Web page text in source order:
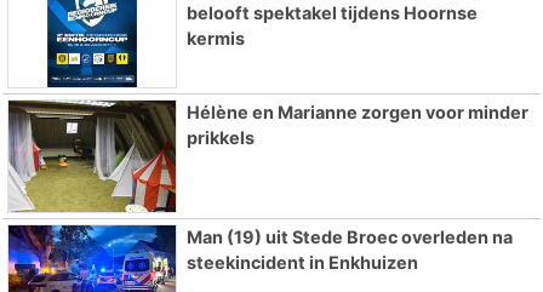
belooft spektakel tijdens Hoornse
kermis
Hélène en Marianne zorgen voor minder
prikkels
Man (19) uit Stede Broec overleden na
steekincident in Enkhuizen